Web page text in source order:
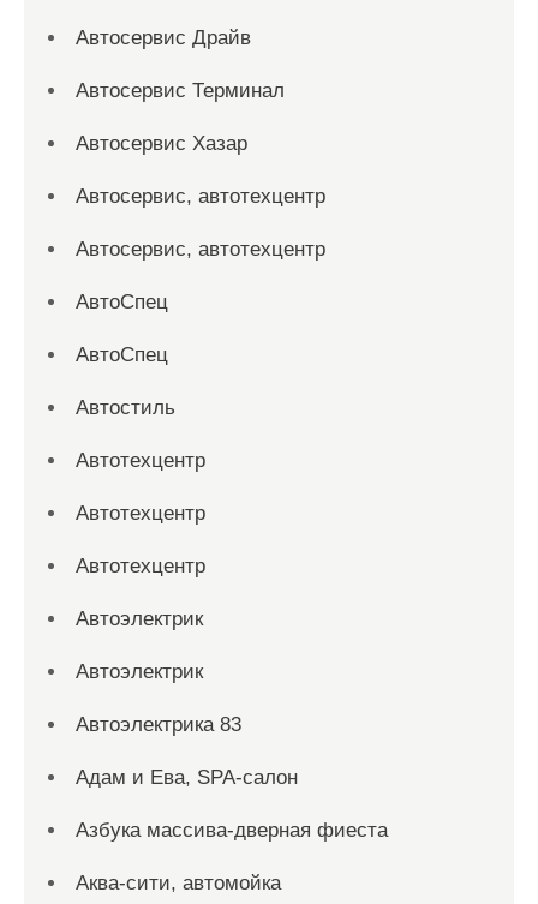
Автосервис Драйв
Автосервис Терминал
Автосервис Хазар
Автосервис, автотехцентр
Автосервис, автотехцентр
АвтоСпец
АвтоСпец
Автостиль
Автотехцентр
Автотехцентр
Автотехцентр
Автоэлектрик
Автоэлектрик
Автоэлектрика 83
Адам и Ева, SPA-салон
Азбука массива-дверная фиеста
Аква-сити, автомойка